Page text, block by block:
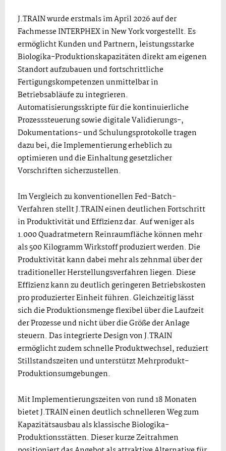
J.TRAIN wurde erstmals im April 2026 auf der
Fachmesse INTERPHEX in New York vorgestellt. Es
ermöglicht Kunden und Partnern, leistungsstarke
Biologika-Produktionskapazitäten direkt am eigenen
Standort aufzubauen und fortschrittliche
Fertigungskompetenzen unmittelbar in
Betriebsabläufe zu integrieren.
Automatisierungsskripte für die kontinuierliche
Prozesssteuerung sowie digitale Validierungs-,
Dokumentations- und Schulungsprotokolle tragen
dazu bei, die Implementierung erheblich zu
optimieren und die Einhaltung gesetzlicher
Vorschriften sicherzustellen.
Im Vergleich zu konventionellen Fed-Batch-
Verfahren stellt J.TRAIN einen deutlichen Fortschritt
in Produktivität und Effizienz dar. Auf weniger als
1.000 Quadratmetern Reinraumfläche können mehr
als 500 Kilogramm Wirkstoff produziert werden. Die
Produktivität kann dabei mehr als zehnmal über der
traditioneller Herstellungsverfahren liegen. Diese
Effizienz kann zu deutlich geringeren Betriebskosten
pro produzierter Einheit führen. Gleichzeitig lässt
sich die Produktionsmenge flexibel über die Laufzeit
der Prozesse und nicht über die Größe der Anlage
steuern. Das integrierte Design von J.TRAIN
ermöglicht zudem schnelle Produktwechsel, reduziert
Stillstandszeiten und unterstützt Mehrprodukt-
Produktionsumgebungen.
Mit Implementierungszeiten von rund 18 Monaten
bietet J.TRAIN einen deutlich schnelleren Weg zum
Kapazitätsausbau als klassische Biologika-
Produktionsstätten. Dieser kurze Zeitrahmen